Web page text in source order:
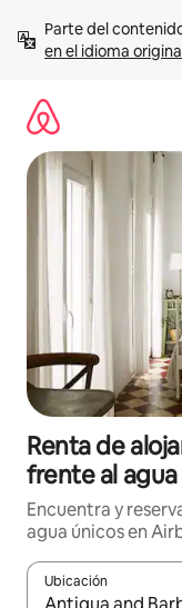
contenido
Parte del
en el idioma
Renta de
frente al
Encuentra y
agua únicos en
Ubicación
Cuando los